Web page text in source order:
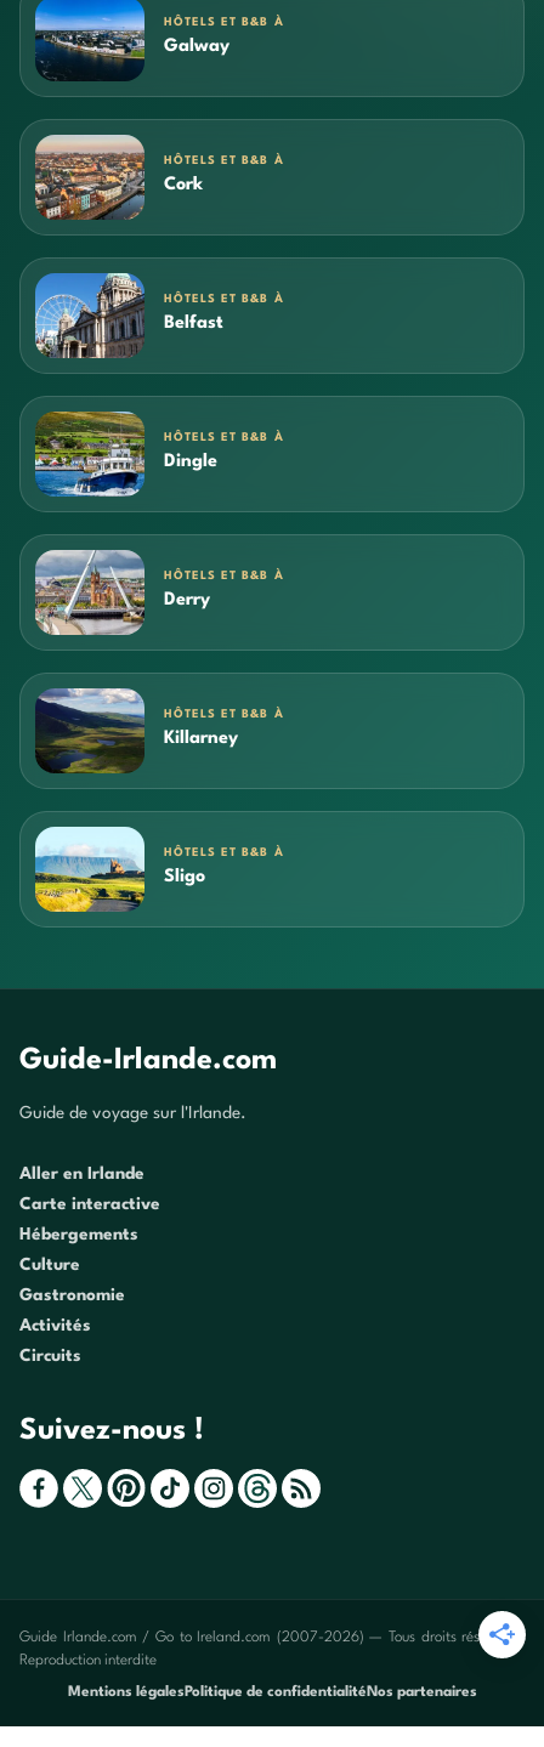
HÔTELS ET B&B À
Galway
HÔTELS ET B&B À
Cork
HÔTELS ET B&B À
Belfast
HÔTELS ET B&B À
Dingle
HÔTELS ET B&B À
Derry
HÔTELS ET B&B À
Killarney
HÔTELS ET B&B À
Sligo
Guide-Irlande.com
Guide de voyage sur l'Irlande.
Aller en Irlande
Carte interactive
Hébergements
Culture
Gastronomie
Activités
Circuits
Suivez-nous !
Guide Irlande.com / Go to Ireland.com (2007-2026) — Tous droits réservés -
Reproduction interdite
Mentions légales Politique de confidentialité Nos partenaires